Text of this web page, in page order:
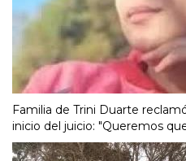
Familia de Trini Duarte
inicio del juicio: "Queremos